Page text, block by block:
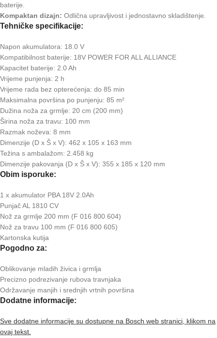
baterije.
Kompaktan dizajn: Odlična upravljivost i jednostavno skladištenje.
Tehničke specifikacije:
Napon akumulatora: 18.0 V
Kompatibilnost baterije: 18V POWER FOR ALL ALLIANCE
Kapacitet baterije: 2.0 Ah
Vrijeme punjenja: 2 h
Vrijeme rada bez opterećenja: do 85 min
Maksimalna površina po punjenju: 85 m²
Dužina noža za grmlje: 20 cm (200 mm)
Širina noža za travu: 100 mm
Razmak noževa: 8 mm
Dimenzije (D x Š x V): 462 x 105 x 163 mm
Težina s ambalažom: 2.458 kg
Dimenzije pakovanja (D x Š x V): 355 x 185 x 120 mm
Obim isporuke:
1 x akumulator PBA 18V 2.0Ah
Punjač AL 1810 CV
Nož za grmlje 200 mm (F 016 800 604)
Nož za travu 100 mm (F 016 800 605)
Kartonska kutija
Pogodno za:
Oblikovanje mladih živica i grmlja
Precizno podrezivanje rubova travnjaka
Održavanje manjih i srednjih vrtnih površina
Dodatne informacije:
Sve dodatne informacije su dostupne na Bosch web stranici, klikom na
ovaj tekst.